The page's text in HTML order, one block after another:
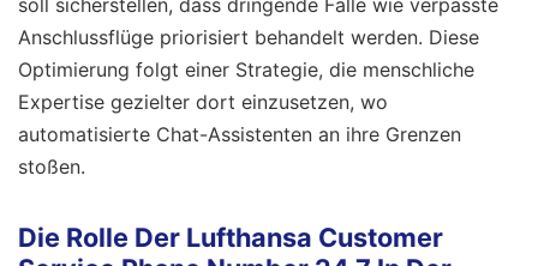
Anschlussflüge priorisiert behandelt werden. Diese
Optimierung folgt einer Strategie, die menschliche
Expertise gezielter dort einzusetzen, wo
automatisierte Chat-Assistenten an ihre Grenzen
stoßen.
Die Rolle Der Lufthansa Customer